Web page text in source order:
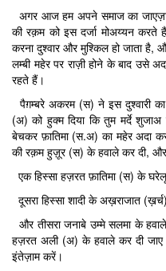
अगर आज हम अपने समाज का जाएज़ा
की रक़म को इस दर्जा मोअय्यन
करना दुश्वार और मुश्किल हो जाता है,
लम्बी महेर पर राज़ी होने के बाद उसे
रहते हैं।
पैग़म्बरे अकरम (स) ने इस दुश्वारी
(अ) को हुक्म दिया कि तुम मर्दे शुजाअ
बेचकर फ़ातिमा (स.अ) का महेर अदा
की रक़म हुज़ूर (स) के हवाले कर दी,
एक हिस्सा हज़रत फ़ातिमा (स) के
दूसरा हिस्सा शादी के अख़राजात
और तीसरा जनाबे उम्मे सलमा के
हज़रत अली (अ) के हवाले कर दी
इंतेज़ाम करें।